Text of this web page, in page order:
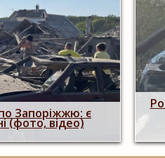
КАБами: одна
поранених,
відео)